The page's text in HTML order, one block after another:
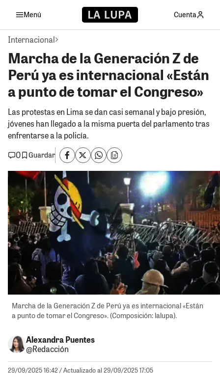
Menú Cuenta
Internacional
Marcha de la Generación Z de
Perú ya es internacional «Están
a punto de tomar el Congreso»
Las protestas en Lima se dan casi semanal y bajo presión,
jóvenes han llegado a la misma puerta del parlamento tras
enfrentarse a la policía.
0
Guardar
Marcha de la Generación Z de Perú ya es internacional «Están
a punto de tomar el Congreso». (Composición: lalupa).
Alexandra Puentes
@Redacción
29/09/2025 16:42/ Actualizado al 29/09/2025 17:05